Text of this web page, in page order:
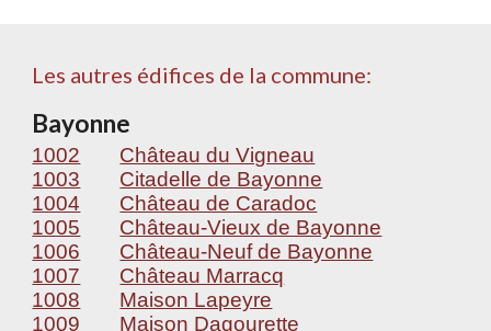
Les autres édifices de la commune:
Bayonne
1002
Château du Vigneau
1003
Citadelle de Bayonne
1004
Château de Caradoc
1005
Château-Vieux de Bayonne
1006
Château-Neuf de Bayonne
1007
Château Marracq
1008
Maison Lapeyre
1009
Maison Dagourette